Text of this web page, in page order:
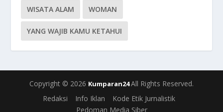
WISATA ALAM WOMAN
YANG WAJIB KAMU KETAHUI
Copyright © 2026 Kumparan24All Rights Reserved.
Redaksi
Info Iklan
Kode Etik Jurnalistik
Pedoman Media Siber